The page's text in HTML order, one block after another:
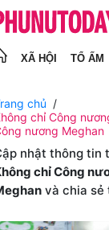
XÃ HỘI TỔ ẤM
chủ
chỉ Công
nương Meghan
nhật thông tin
chỉ Công
và chia sẻ